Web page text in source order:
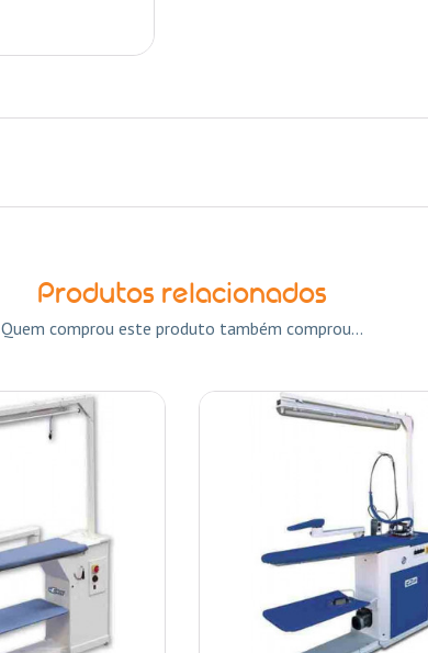
Produtos relacionados
Quem comprou este produto também comprou...